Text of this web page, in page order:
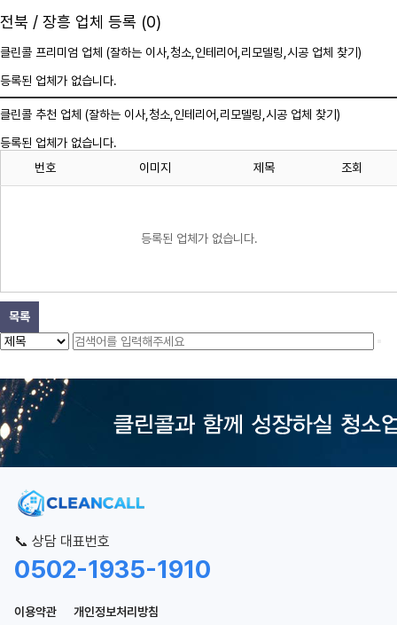
전북 / 장흥 업체 등록 (0)
클린콜 프리미엄 업체 (잘하는 이사, 청소 ,인테리어,리모델링,시공 업체 찾기)
등록된 업체가 없습니다.
클린콜 추천 업체 (잘하는 이사, 청소 ,인테리어,리모델링,시공 업체 찾기)
등록된 업체가 없습니다.
번호
이미지 제목 조회
등록된 업체가 없습니다.
목록
📞 상담 대표번호
0502-1935-1910
이용약관
개인정보처리방침